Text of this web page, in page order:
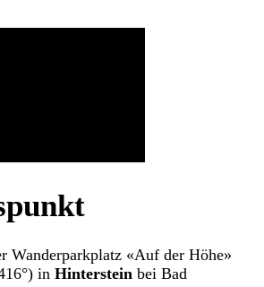
Wanderparkplatz «Auf der Höhe»
inHinterstein bei Bad